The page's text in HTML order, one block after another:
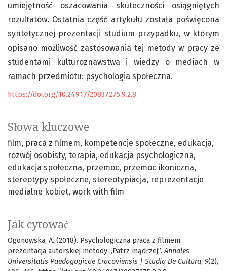
Słowa kluczowe
film praca z filmem kompetencje społeczne edukacja
rozwój osobisty terapia edukacja psychologiczna
edukacja społeczna przemoc przemoc ikoniczna
stereotypy społeczne stereotypiacja reprezentacje
medialne kobiet work with film
Jak cytować
Ogonowska, A. (2018). Psychologiczna praca z filmem:
prezentacja autorskiej metody „Patrz mądrzej”.Annales
Universitatis Paedagogicae Cracoviensis | Studia De Cultura, 9(2),
umiejętność oszacowania skuteczności osiągniętych
rezultatów. Ostatnia część artykułu została poświęcona
syntetycznej prezentacji studium przypadku, w którym
opisano możliwość zastosowania tej metody w pracy ze
studentami kulturoznawstwa i wiedzy o mediach w
ramach przedmiotu: psychologia społeczna.
https://doi.org/10.24917/20837275.9.2.8